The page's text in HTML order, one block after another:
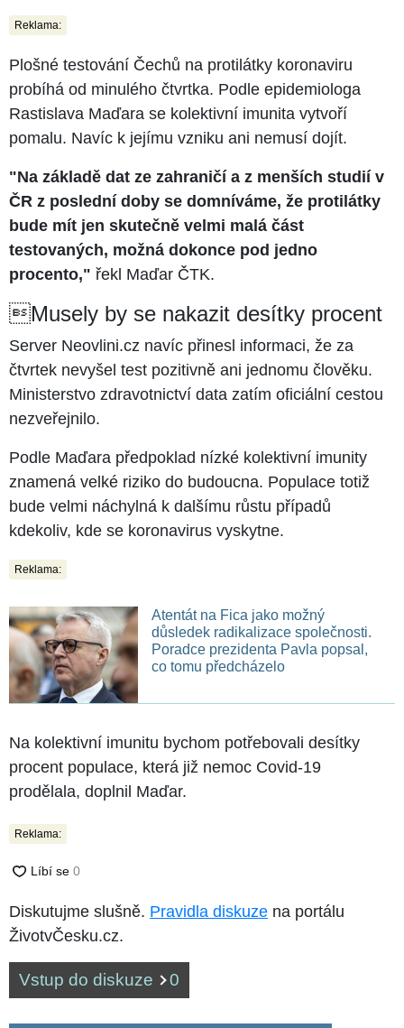
Reklama:
Plošné testování Čechů na protilátky koronaviru
probíhá od minulého čtvrtka. Podle epidemiologa
Rastislava Maďara se kolektivní imunita vytvoří
pomalu. Navíc k jejímu vzniku ani nemusí dojít.
"Na základě dat ze zahraničí a z menších studií v
ČR z poslední doby se domníváme, že protilátky
bude mít jen skutečně velmi malá část
testovaných, možná dokonce pod jedno
procento," řekl Maďar ČTK.
Musely by se nakazit desítky procent
Server Neovlini.cz navíc přinesl informaci, že za
čtvrtek nevyšel test pozitivně ani jednomu člověku.
Ministerstvo zdravotnictví data zatím oficiální cestou
nezveřejnilo.
Podle Maďara předpoklad nízké kolektivní imunity
znamená velké riziko do budoucna. Populace totiž
bude velmi náchylná k dalšímu růstu případů
kdekoliv, kde se koronavirus vyskytne.
Reklama:
Atentát na Fica jako možný
důsledek radikalizace společnosti.
Poradce prezidenta Pavla popsal,
co tomu předcházelo
Na kolektivní imunitu bychom potřebovali desítky
procent populace, která již nemoc Covid-19
prodělala, doplnil Maďar.
Reklama:
Diskutujme slušně. Pravidla diskuze na portálu
ŽivotvČesku.cz.
Vstup do diskuze 0